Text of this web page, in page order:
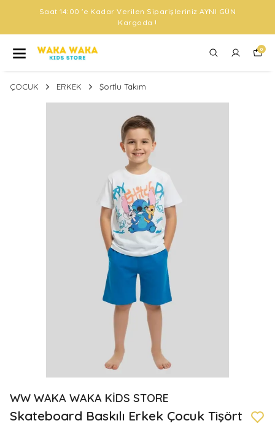
Saat 14:00 'e Kadar Verilen Siparişleriniz AYNI GÜN
Kargoda !
0
ÇOCUK ERKEK Şortlu Takım
WW WAKA WAKA KİDS STORE
Skateboard Baskılı Erkek Çocuk Tişört